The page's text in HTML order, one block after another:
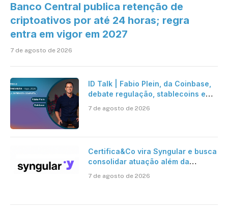
Banco Central publica retenção de
criptoativos por até 24 horas; regra
entra em vigor em 2027
7 de agosto de 2026
ID Talk | Fabio Plein, da Coinbase,
debate regulação, stablecoins e
7 de agosto de 2026
Certifica&Co vira Syngular e busca
consolidar atuação além da
7 de agosto de 2026